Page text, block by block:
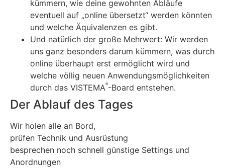
kümmern, wie deine gewohnten Abläufe
eventuell auf „online übersetzt“ werden könnten
und welche Äquivalenzen es gibt.
Und natürlich der große Mehrwert: Wir werden
uns ganz besonders darum kümmern, was durch
online überhaupt erst ermöglicht wird und
welche völlig neuen Anwendungsmöglichkeiten
durch das VISTEMA®-Board entstehen.
Der Ablauf des Tages
Wir holen alle an Bord,
prüfen Technik und Ausrüstung
besprechen noch schnell günstige Settings und
Anordnungen